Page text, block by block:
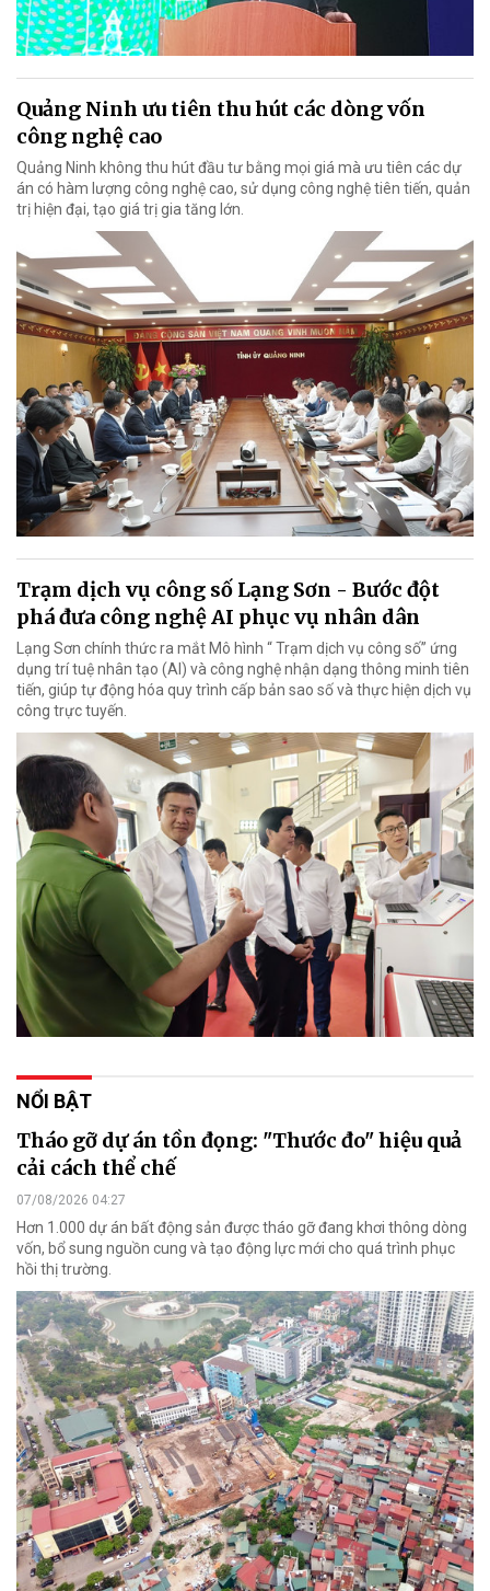
Quảng Ninh ưu tiên thu hút các dòng vốn
công nghệ cao
Quảng Ninh không thu hút đầu tư bằng mọi giá mà ưu tiên các dự
án có hàm lượng công nghệ cao, sử dụng công nghệ tiên tiến, quản
trị hiện đại, tạo giá trị gia tăng lớn.
Trạm dịch vụ công số Lạng Sơn - Bước đột
phá đưa công nghệ AI phục vụ nhân dân
Lạng Sơn chính thức ra mắt Mô hình “ Trạm dịch vụ công số” ứng
dụng trí tuệ nhân tạo (AI) và công nghệ nhận dạng thông minh tiên
tiến, giúp tự động hóa quy trình cấp bản sao số và thực hiện dịch vụ
công trực tuyến.
NỔI BẬT
Tháo gỡ dự án tồn đọng: "Thước đo" hiệu quả
cải cách thể chế
07/08/2026 04:27
Hơn 1.000 dự án bất động sản được tháo gỡ đang khơi thông dòng
vốn, bổ sung nguồn cung và tạo động lực mới cho quá trình phục
hồi thị trường.